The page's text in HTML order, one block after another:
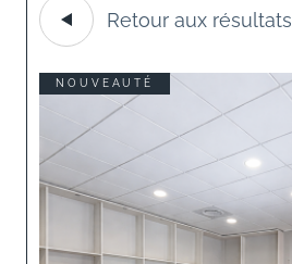
Retour aux résultats
NOUVEAUTÉ